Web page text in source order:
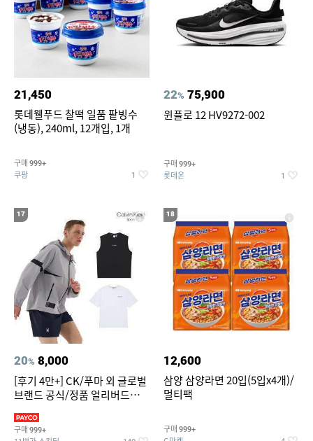
21,450
롯데웰푸드 찰떡 일품 팥빙수
(냉동), 240ml, 12개입, 1개
구매 999+
쿠팡 1
22% 75,900
윈플로 12 HV9272-002
구매 999+
롯데온 1
17
20% 8,000
[후기 4만+] CK/푸마 외 글로벌
브랜드 공식/정품 얼리버드
구매 999+
18
12,600
삼양 삼양라면 20입(5입x4개)/
멀티팩
구매 999+